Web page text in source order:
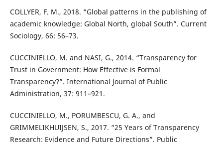
COLLYER, F. M., 2018. “Global patterns in the publishing of
academic knowledge: Global North, global South”. Current
Sociology, 66: 56–73.
CUCCINIELLO, M. and NASI, G., 2014. “Transparency for
Trust in Government: How Effective is Formal
Transparency?”. International Journal of Public
Administration, 37: 911–921.
CUCCINIELLO, M., PORUMBESCU, G. A., and
GRIMMELIKHUIJSEN, S., 2017. “25 Years of Transparency
Research: Evidence and Future Directions”. Public